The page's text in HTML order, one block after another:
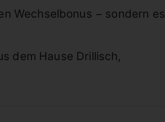
Wechselbonus − sondern es
dem Hause Drillisch,